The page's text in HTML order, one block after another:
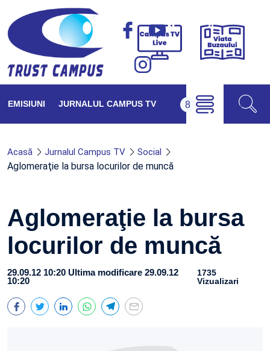
Campus
Viața
EMISIUNI JURNALUL CAMPUS TV
Acasă Jurnalul Campus TV Social
Aglomeraţie la bursa locurilor de muncă
Aglomeraţie la bursa
locurilor de muncă
29.09.12 10:20 Ultima modificare 29.09.12
10:20
1735
Vizualizari